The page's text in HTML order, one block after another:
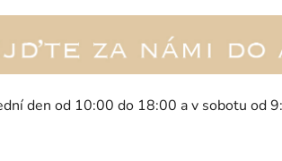
den od 10:00 do 18:00 a v sobotu od